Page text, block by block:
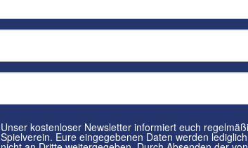
Unser kostenloser Newsletter informiert euch regelmäßig per E-Mail über Neuigkeiten rund um euren
Spielverein. Eure eingegebenen Daten werden lediglich zur Personalisierung des Newsletters verwendet und